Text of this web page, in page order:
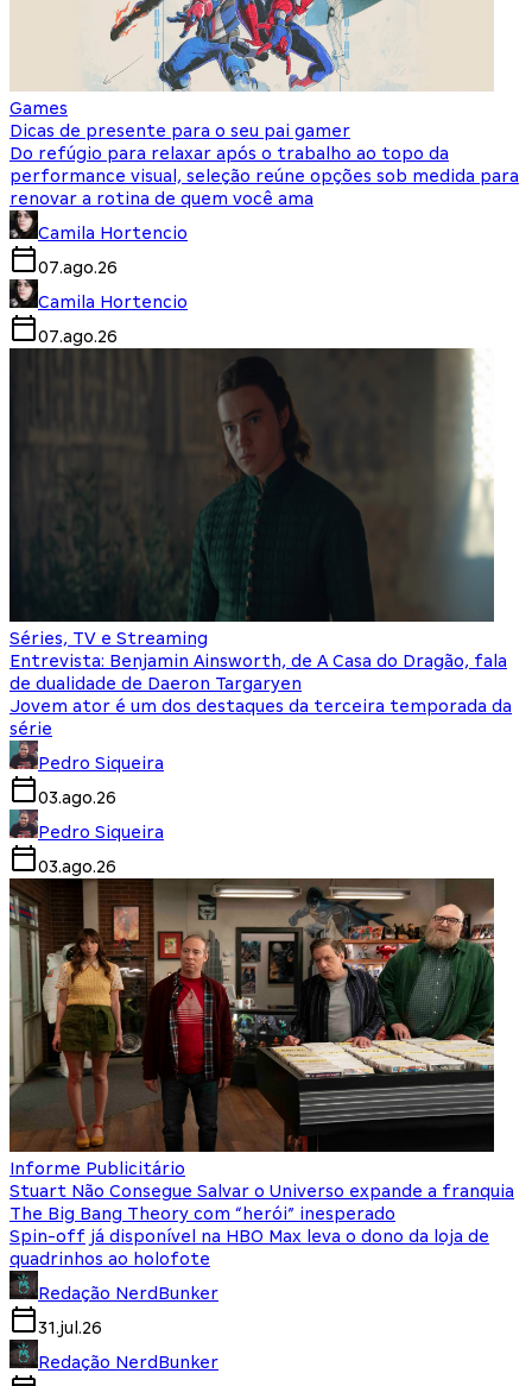
Games
Dicas de presente para o seu pai gamer
Do refúgio para relaxar após o trabalho ao topo da
performance visual, seleção reúne opções sob medida para
renovar a rotina de quem você ama
Camila Hortencio
07.ago.26
Camila Hortencio
07.ago.26
Séries, TV e Streaming
Entrevista: Benjamin Ainsworth, de A Casa do Dragão, fala
de dualidade de Daeron Targaryen
Jovem ator é um dos destaques da terceira temporada da
série
Pedro Siqueira
03.ago.26
Pedro Siqueira
03.ago.26
Informe Publicitário
Stuart Não Consegue Salvar o Universo expande a franquia
The Big Bang Theory com “herói” inesperado
Spin-off já disponível na HBO Max leva o dono da loja de
quadrinhos ao holofote
Redação NerdBunker
31.jul.26
Redação NerdBunker